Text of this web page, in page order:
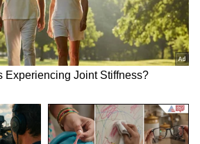
ಬುಧನ ಉದಯ ಶುಭವೆಂದು
ಹಠಾತ್ ಆರ್ಥಿಕ ಲಾಭಗಳು ಸಾಧ್ಯ.
ಪ್ರೇಮ ಜೀವನವು ಉತ್ತಮ